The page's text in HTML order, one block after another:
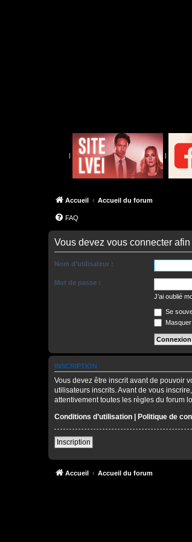
| |
Accueil Accueil du forum
FAQ
Vous devez vous connecter
Nom d’utilisateur :
Mot de passe :
J’ai oublié
Se
INSCRIPTION
Vous devez être inscrit avant de pouvoir
utilisateurs inscrits. Avant de vous
attentivement toutes les règles du forum
Conditions d’utilisation | Politique de
Inscription
Accueil Accueil du forum